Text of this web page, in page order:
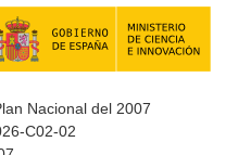
Nacional del 2007
C02-02